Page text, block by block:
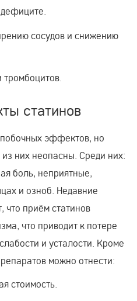
сосудов и снижению
статинов
эффектов, но
них неопасны. Среди них:
боль, неприятные,
и озноб. Недавние
что приём статинов
что приводит к потере
и усталости. Кроме
можно отнести:
стоимость.